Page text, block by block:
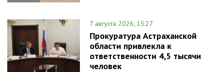
7 августа 2026, 15:27
Прокуратура Астраханской
области привлекла к
ответственности 4,5 тысячи
человек